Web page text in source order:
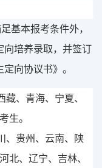
基本报考条件外，
向培养录取，并签订
定向协议书》。
、青海、宁夏、
生。
、贵州、云南、陕
北、辽宁、吉林、